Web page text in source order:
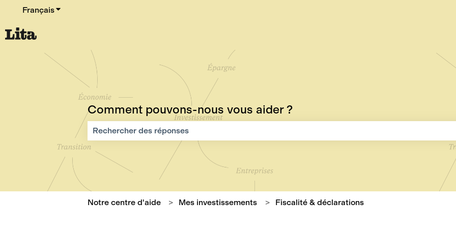
FrançaisAfficher le sous-menu pour les traductions
Comment pouvons-nous vous aider ?
Il n'y a aucune suggestion car le champ de recherche est vide.
Notre centre d'aide Mes investissements Fiscalité & déclarations